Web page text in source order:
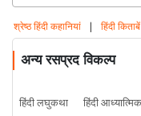
श्रेष्ठ हिंदी कहानियां | हिंदी
अन्य रसप्रद विकल्प
हिंदी लघुकथा हिंदी